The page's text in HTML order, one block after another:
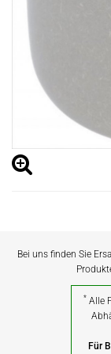
Bei uns finden Sie
* Alle
Für